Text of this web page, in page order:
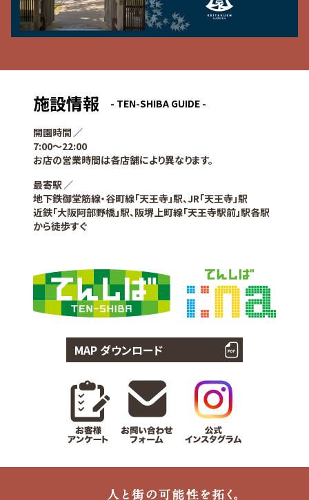
施設情報 - TEN-SHIBA GUIDE -
開園時間
7:00〜22:00
お店の営業時間は各店舗により異なります。
最寄駅
地下鉄御堂筋線・谷町線「天王寺」駅、JR「天王寺」駅
近鉄「大阪阿部野橋」駅、阪堺上町線「天王寺駅前」駅各駅
から徒歩すぐ
MAP ダウンロード